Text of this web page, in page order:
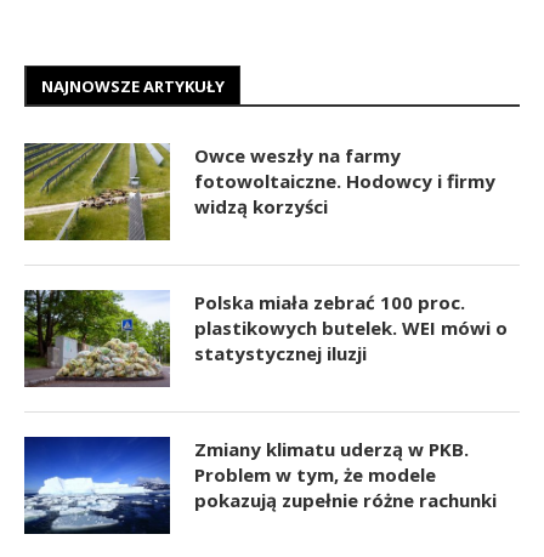
NAJNOWSZE ARTYKUŁY
Owce weszły na farmy
fotowoltaiczne. Hodowcy i firmy
widzą korzyści
Polska miała zebrać 100 proc.
plastikowych butelek. WEI mówi o
statystycznej iluzji
Zmiany klimatu uderzą w PKB.
Problem w tym, że modele
pokazują zupełnie różne rachunki